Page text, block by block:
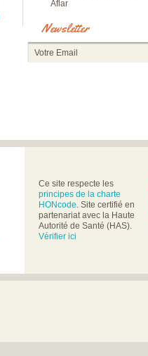
Aflar
Newsletter
Votre Email
Ce site respecte les
principes de la charte
HONcode. Site certifié en
partenariat avec la Haute
Autorité de Santé (HAS).
Vérifier ici